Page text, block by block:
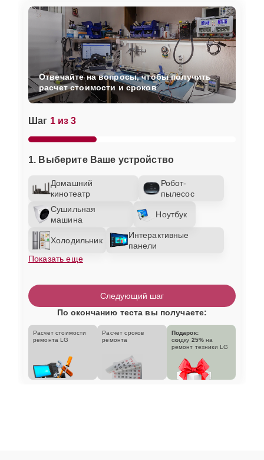
Шаг 1 из 3
1. Выберите Ваше устройство
Домашний
кинотеатр
Робот-
пылесос
Сушильная
машина
Ноутбук
Холодильник
Интерактивные
панели
Показать еще
Отвечайте на вопросы, чтобы получить
расчет стоимости и сроков
Следующий шаг
По окончанию теста вы получаете:
Расчет стоимости
ремонта LG
Расчет сроков
ремонта
Подарок:
скидку 25% на
ремонт техники LG